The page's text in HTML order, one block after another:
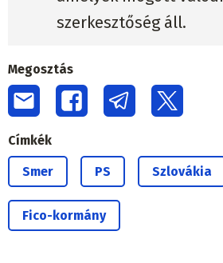
szerkesztőség áll.
Megosztás
Címkék
Smer PS Szlovákia
Fico-kormány